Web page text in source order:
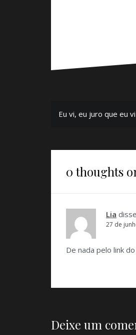
Navegação
Eu vi, eu juro que eu
0 thoughts
Lia
27 de
De nada pelo link
Deixe um